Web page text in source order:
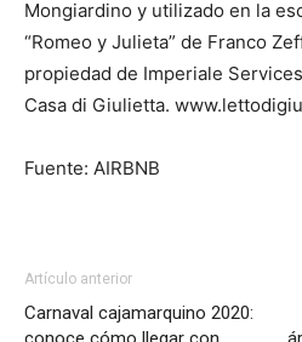
Mongiardino y utilizado en la
“Romeo y Julieta” de Franco
propiedad de Imperiale
Casa di Giulietta.
Fuente: AIRBNB
Artículo anterior
Carnaval cajamarquino 2020: